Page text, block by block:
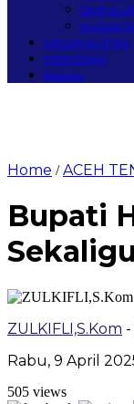
NAGAN
MEGAPOLITAN
PERISTIWA
Redaksi
Home /ACEH
Bupati
ZULKIFLI,S.Kom
Rabu, 9 April
505 views